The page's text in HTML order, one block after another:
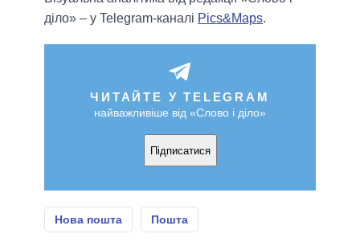
діло» – у Telegram-каналі Pics&Maps.
ЧИТАЙТЕ У TELEGRAM
найважливіше від «Слово і діло»
Підписатися
Нова пошта Пошта